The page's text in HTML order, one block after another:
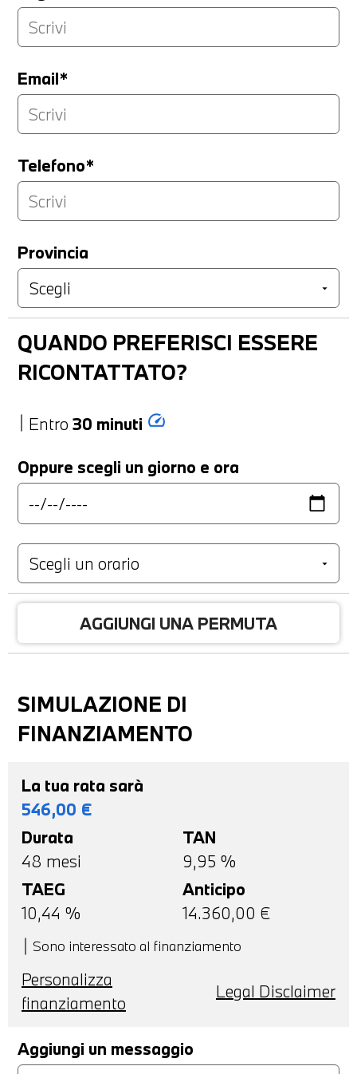
Email*
Telefono*
Provincia
QUANDO PREFERISCI ESSERE
RICONTATTATO?
Entro 30 minuti speed
Oppure scegli un giorno e ora
AGGIUNGI UNA PERMUTA
SIMULAZIONE DI
FINANZIAMENTO
La tua rata sarà
546,00 €
Durata
48 mesi
TAN
9,95 %
TAEG
10,44 %
Anticipo
14.360,00 €
Sono interessato al finanziamento
Personalizza
finanziamento
Legal Disclaimer
Aggiungi un messaggio